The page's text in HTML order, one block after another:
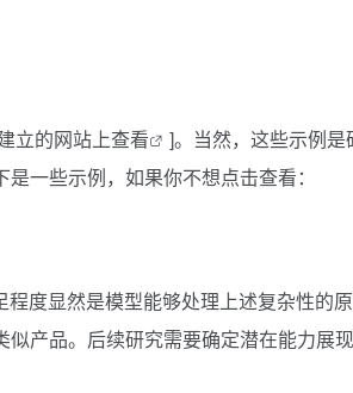
立的网站上查看
]。当然，这些示例是
一些示例，如果你不想点击查看：
度显然是模型能够处理上述复杂性的原
产品。后续研究需要确定潜在能力展